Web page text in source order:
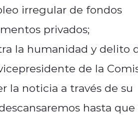
irregular de fondos
privados;
la humanidad y delito
de la
la noticia a través de su
hasta que